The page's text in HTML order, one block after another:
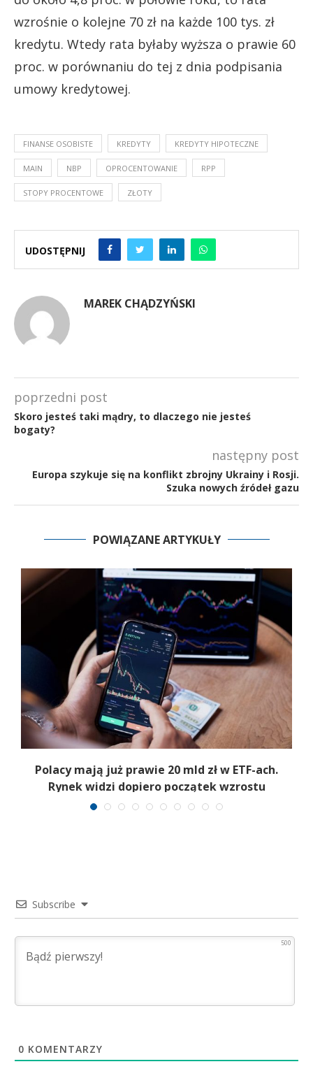
wzrośnie o kolejne 70 zł na każde 100 tys. zł
kredytu. Wtedy rata byłaby wyższa o prawie 60
proc. w porównaniu do tej z dnia podpisania
umowy kredytowej.
FINANSE OSOBISTE KREDYTY KREDYTY HIPOTECZNE
MAIN NBP OPROCENTOWANIE RPP
STOPY PROCENTOWE ZŁOTY
UDOSTĘPNIJ
MAREK CHĄDZYŃSKI
poprzedni post
Skoro jesteś taki mądry, to dlaczego nie jesteś
bogaty?
następny post
Europa szykuje się na konflikt zbrojny Ukrainy i Rosji.
Szuka nowych źródeł gazu
POWIĄZANE ARTYKUŁY
Polacy mają już prawie 20 mld zł w ETF-ach.
Rynek widzi dopiero początek wzrostu
Subscribe
500
0 KOMENTARZY